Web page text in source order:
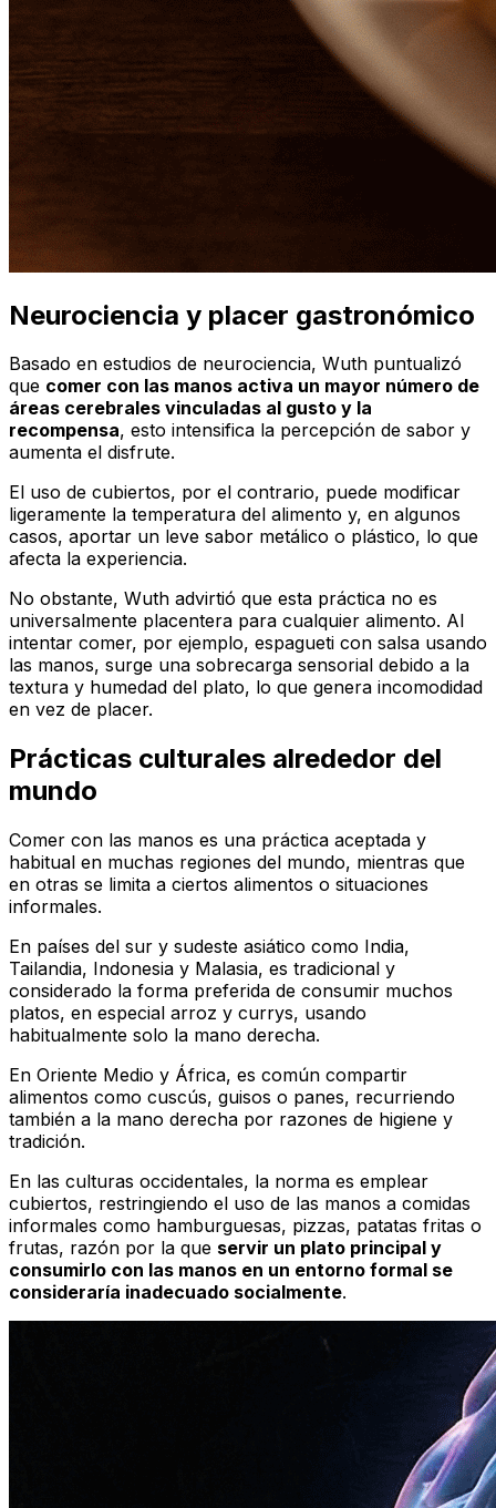
Neurociencia y placer gastronómico
Basado en estudios de neurociencia, Wuth puntualizó
que comer con las manos activa un mayor número de
áreas cerebrales vinculadas al gusto y la
recompensa, esto intensifica la percepción de sabor y
aumenta el disfrute.
El uso de cubiertos, por el contrario, puede modificar
ligeramente la temperatura del alimento y, en algunos
casos, aportar un leve sabor metálico o plástico, lo que
afecta la experiencia.
No obstante, Wuth advirtió que esta práctica no es
universalmente placentera para cualquier alimento. Al
intentar comer, por ejemplo, espagueti con salsa usando
las manos, surge una sobrecarga sensorial debido a la
textura y humedad del plato, lo que genera incomodidad
en vez de placer.
Prácticas culturales alrededor del
mundo
Comer con las manos es una práctica aceptada y
habitual en muchas regiones del mundo, mientras que
en otras se limita a ciertos alimentos o situaciones
informales.
En países del sur y sudeste asiático como India,
Tailandia, Indonesia y Malasia, es tradicional y
considerado la forma preferida de consumir muchos
platos, en especial arroz y currys, usando
habitualmente solo la mano derecha.
En Oriente Medio y África, es común compartir
alimentos como cuscús, guisos o panes, recurriendo
también a la mano derecha por razones de higiene y
tradición.
En las culturas occidentales, la norma es emplear
cubiertos, restringiendo el uso de las manos a comidas
informales como hamburguesas, pizzas, patatas fritas o
frutas, razón por la que servir un plato principal y
consumirlo con las manos en un entorno formal se
consideraría inadecuado socialmente.